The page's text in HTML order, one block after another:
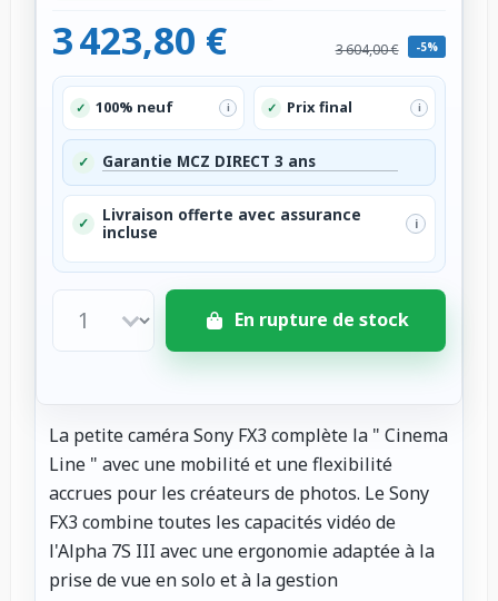
3 423,80 € 3 604,00 € -5%
✓ 100% neuf i ✓ Prix final i
✓ Garantie MCZ DIRECT 3 ans
✓
Livraison offerte avec assurance
incluse
i
En rupture de stock
La petite caméra Sony FX3 complète la " Cinema
Line " avec une mobilité et une flexibilité
accrues pour les créateurs de photos. Le Sony
FX3 combine toutes les capacités vidéo de
l'Alpha 7S III avec une ergonomie adaptée à la
prise de vue en solo et à la gestion